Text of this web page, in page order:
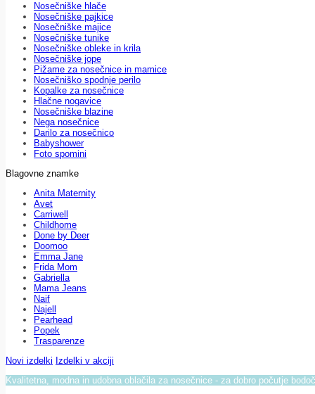
Nosečniške hlače
Nosečniške pajkice
Nosečniške majice
Nosečniške tunike
Nosečniške obleke in krila
Nosečniške jope
Pižame za nosečnice in mamice
Nosečniško spodnje perilo
Kopalke za nosečnice
Hlačne nogavice
Nosečniške blazine
Nega nosečnice
Darilo za nosečnico
Babyshower
Foto spomini
Blagovne znamke
Anita Maternity
Avet
Carriwell
Childhome
Done by Deer
Doomoo
Emma Jane
Frida Mom
Gabriella
Mama Jeans
Naif
Najell
Pearhead
Popek
Trasparenze
Novi izdelki Izdelki v akciji
Kvalitetna, modna in udobna oblačila za nosečnice - za dobro počutje